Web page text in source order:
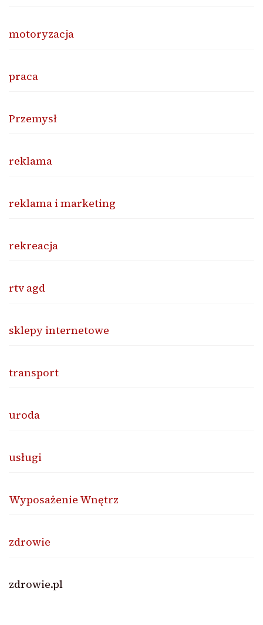
motoryzacja
praca
Przemysł
reklama
reklama i marketing
rekreacja
rtv agd
sklepy internetowe
transport
uroda
usługi
Wyposażenie Wnętrz
zdrowie
zdrowie.pl